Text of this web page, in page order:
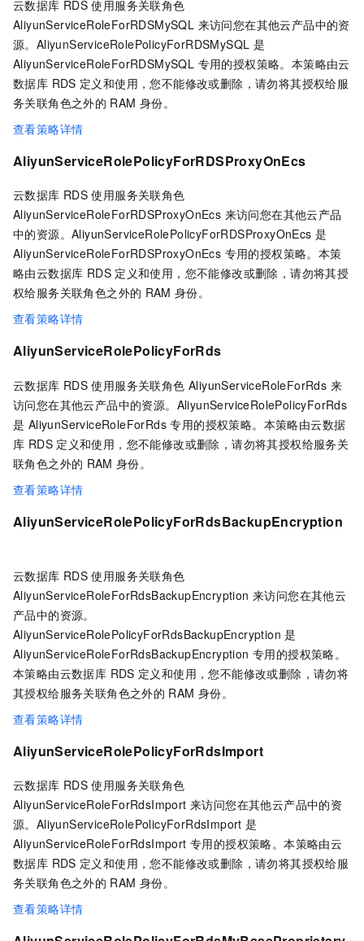
云数据库 RDS 使用服务关联角色
AliyunServiceRoleForRDSMySQL 来访问您在其他云产品中的资
源。AliyunServiceRolePolicyForRDSMySQL 是
AliyunServiceRoleForRDSMySQL 专用的授权策略。本策略由云
数据库 RDS 定义和使用，您不能修改或删除，请勿将其授权给服
务关联角色之外的 RAM 身份。
查看策略详情
AliyunServiceRolePolicyForRDSProxyOnEcs
云数据库 RDS 使用服务关联角色
AliyunServiceRoleForRDSProxyOnEcs 来访问您在其他云产品
中的资源。AliyunServiceRolePolicyForRDSProxyOnEcs 是
AliyunServiceRoleForRDSProxyOnEcs 专用的授权策略。本策
略由云数据库 RDS 定义和使用，您不能修改或删除，请勿将其授
权给服务关联角色之外的 RAM 身份。
查看策略详情
AliyunServiceRolePolicyForRds
云数据库 RDS 使用服务关联角色 AliyunServiceRoleForRds 来
访问您在其他云产品中的资源。AliyunServiceRolePolicyForRds
是 AliyunServiceRoleForRds 专用的授权策略。本策略由云数据
库 RDS 定义和使用，您不能修改或删除，请勿将其授权给服务关
联角色之外的 RAM 身份。
查看策略详情
AliyunServiceRolePolicyForRdsBackupEncryption
云数据库 RDS 使用服务关联角色
AliyunServiceRoleForRdsBackupEncryption 来访问您在其他云
产品中的资源。
AliyunServiceRolePolicyForRdsBackupEncryption 是
AliyunServiceRoleForRdsBackupEncryption 专用的授权策略。
本策略由云数据库 RDS 定义和使用，您不能修改或删除，请勿将
其授权给服务关联角色之外的 RAM 身份。
查看策略详情
AliyunServiceRolePolicyForRdsImport
云数据库 RDS 使用服务关联角色
AliyunServiceRoleForRdsImport 来访问您在其他云产品中的资
源。AliyunServiceRolePolicyForRdsImport 是
AliyunServiceRoleForRdsImport 专用的授权策略。本策略由云
数据库 RDS 定义和使用，您不能修改或删除，请勿将其授权给服
务关联角色之外的 RAM 身份。
查看策略详情